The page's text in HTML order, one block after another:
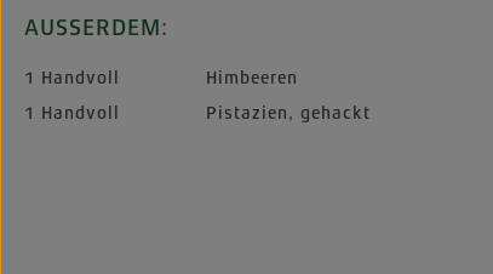
AUSSERDEM:
1 Handvoll
Himbeeren
1 Handvoll
Pistazien, gehackt